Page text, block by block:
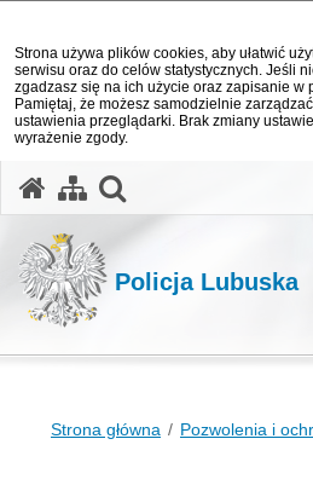
Strona używa plików cookies, aby ułatwić
serwisu oraz do celów statystycznych. Jeśli
zgadzasz się na ich użycie oraz zapisanie w
Pamiętaj, że możesz samodzielnie
ustawienia przeglądarki. Brak zmiany
wyrażenie zgody.
Policja Lubuska
Strona główna Pozwolenia i